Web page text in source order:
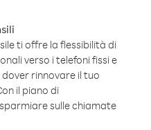
ti offre la flessibilità di
verso i telefoni fissi e
rinnovare il tuo
il piano di
sulle chiamate